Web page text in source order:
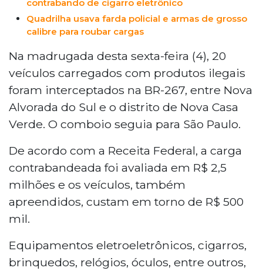
contrabando de cigarro eletrônico
Quadrilha usava farda policial e armas de grosso
calibre para roubar cargas
Na madrugada desta sexta-feira (4), 20
veículos carregados com produtos ilegais
foram interceptados na BR-267, entre Nova
Alvorada do Sul e o distrito de Nova Casa
Verde. O comboio seguia para São Paulo.
De acordo com a Receita Federal, a carga
contrabandeada foi avaliada em R$ 2,5
milhões e os veículos, também
apreendidos, custam em torno de R$ 500
mil.
Equipamentos eletroeletrônicos, cigarros,
brinquedos, relógios, óculos, entre outros,